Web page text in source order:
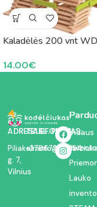
Kaladėlės 200 vnt
14.00€
ADRESAS:
Piliakalnio
g. 7,
Vilnius
TELEFONAS:
+37067350054
EL. PAŠTAS:Vidaus
Lauko